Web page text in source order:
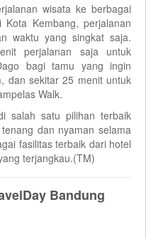
wisata ke berbagai
Kembang, perjalanan
waktu yang singkat saja.
perjalanan saja untuk
bagi tamu yang ingin
dan sekitar 25 menit untuk
Walk.
salah satu pilihan terbaik
dan nyaman selama
fasilitas terbaik dari hotel
terjangkau.(TM)
Bandung